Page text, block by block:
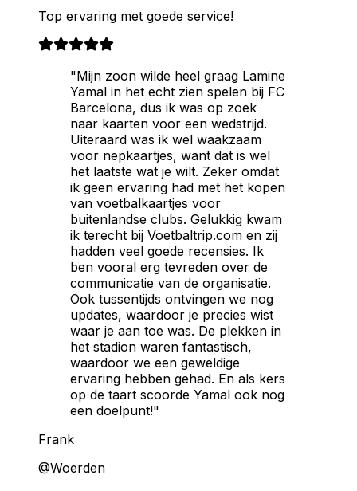
Top ervaring met goede service!
"Mijn zoon wilde heel graag Lamine
Yamal in het echt zien spelen bij FC
Barcelona, dus ik was op zoek
naar kaarten voor een wedstrijd.
Uiteraard was ik wel waakzaam
voor nepkaartjes, want dat is wel
het laatste wat je wilt. Zeker omdat
ik geen ervaring had met het kopen
van voetbalkaartjes voor
buitenlandse clubs. Gelukkig kwam
ik terecht bij Voetbaltrip.com en zij
hadden veel goede recensies. Ik
ben vooral erg tevreden over de
communicatie van de organisatie.
Ook tussentijds ontvingen we nog
updates, waardoor je precies wist
waar je aan toe was. De plekken in
het stadion waren fantastisch,
waardoor we een geweldige
ervaring hebben gehad. En als kers
op de taart scoorde Yamal ook nog
een doelpunt!"
Frank
@Woerden